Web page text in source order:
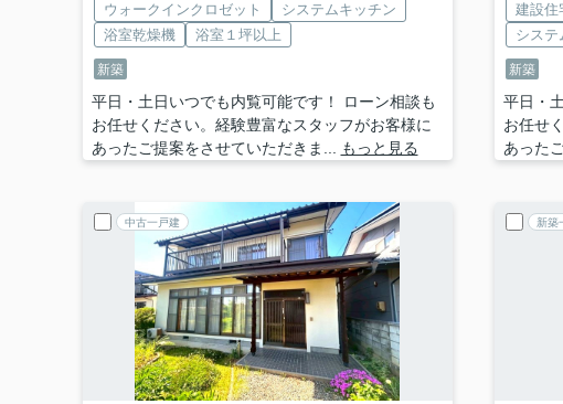
ウォークインクロゼット
システムキッチン
浴室乾燥機
浴室１坪以上
新築
平日・土日いつでも内覧可能です！ ローン相談も
お任せください。経験豊富なスタッフがお客様に
あったご提案をさせていただきま...
もっと見る
建設住
システ
新築
平日・
お任せ
あった
中古一戸建 新築